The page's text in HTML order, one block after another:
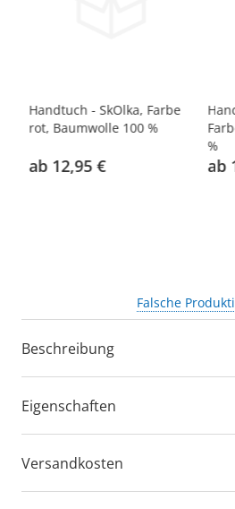
Handtuch - SkOlka, Farbe
rot, Baumwolle 100 %
ab 12,95 €
%
ab
Falsche
Beschreibung
Eigenschaften
Versandkosten